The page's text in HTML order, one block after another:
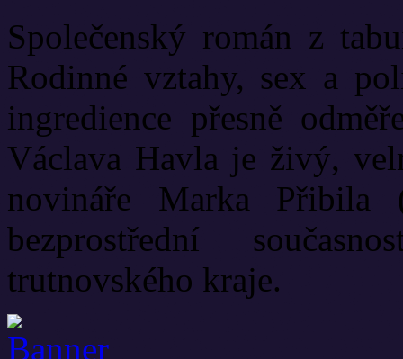
Společenský román z
Rodinné vztahy, sex a
ingredience přesně
Václava Havla je živý,
novináře Marka Přibila
bezprostřední
trutnovského kraje.